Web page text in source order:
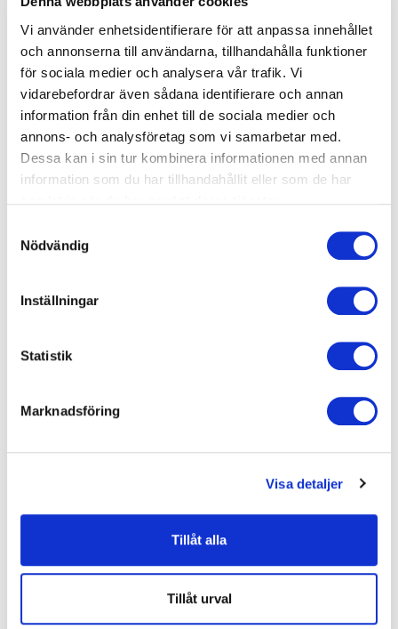
Vi använder enhetsidentifierare för att anpassa innehållet
och annonserna till användarna, tillhandahålla funktioner
för sociala medier och analysera vår trafik. Vi
vidarebefordrar även sådana identifierare och annan
information från din enhet till de sociala medier och
annons- och analysföretag som vi samarbetar med.
Dessa kan i sin tur kombinera informationen med annan
information som du har tillhandahållit eller som de har
Nödvändig
Inställningar
Statistik
Marknadsföring
Visa detaljer
Tillåt alla
Tillåt urval
stärka krisberedskap i
organisationer, företag och
samhälle genom praktiska
exempel och tydliga
frågor med utgångspunkt i
25 års erfarenhet som präst
och möten med människors
livsöden.
Olof Wretling bjuder på en
berättelse om diagnoser,
Oskar Andermo inspirerar till
förändringar och ny teknik.
Per Naroskin är psykolog,
skärpa och djup kunskap om